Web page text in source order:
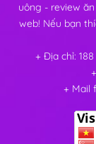
uông - review
web! Nếu bạn
+ Địa chỉ:
+ Mail